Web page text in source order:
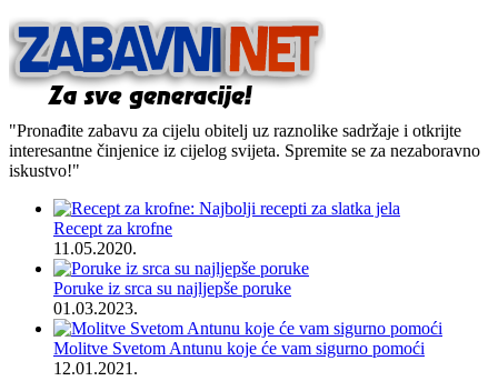
"Pronađite zabavu za cijelu obitelj uz raznolike sadržaje i otkrijte
interesantne činjenice iz cijelog svijeta. Spremite se za nezaboravno
iskustvo!"
Recept za krofne
11.05.2020.
Poruke iz srca su najljepše poruke
01.03.2023.
Molitve Svetom Antunu koje će vam sigurno pomoći
12.01.2021.